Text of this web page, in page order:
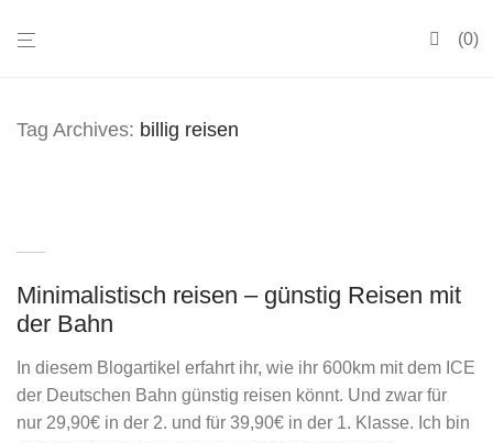
0
Tag Archives: billig reisen
Minimalistisch reisen – günstig Reisen mit
der Bahn
In diesem Blogartikel erfahrt ihr, wie ihr 600km mit dem ICE
der Deutschen Bahn günstig reisen könnt. Und zwar für
nur 29,90€ in der 2. und für 39,90€ in der 1. Klasse. Ich bin